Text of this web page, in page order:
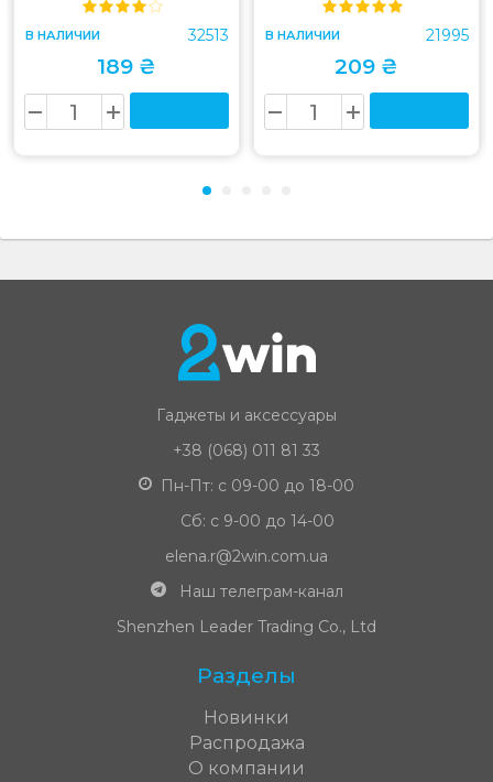
В НАЛИЧИИ 32513
189 ₴
В НАЛИЧИИ 21995
209 ₴
Гаджеты и аксессуары
+38 (068) 011 81 33
Пн-Пт: с 09-00 до 18-00
Сб: с 9-00 до 14-00
elena.r@2win.com.ua
Наш телеграм-канал
Shenzhen Leader Trading Co., Ltd
Разделы
Новинки
Распродажа
О компании